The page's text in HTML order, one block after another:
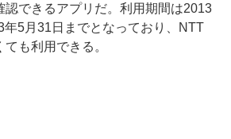
認できるアプリだ。利用期間は2013
5月31日までとなっており、NTT
も利用できる。